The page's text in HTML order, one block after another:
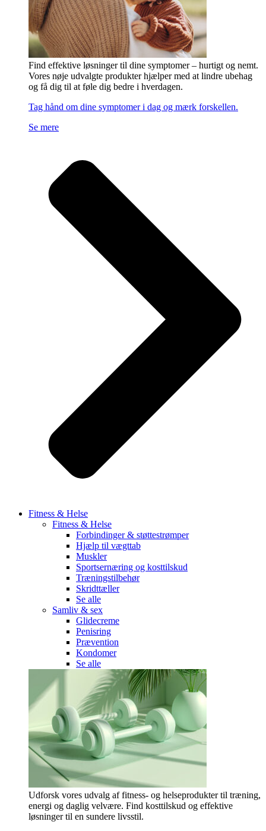
Find effektive løsninger til dine symptomer – hurtigt og nemt.
Vores nøje udvalgte produkter hjælper med at lindre ubehag
og få dig til at føle dig bedre i hverdagen.
Tag hånd om dine symptomer i dag og mærk forskellen.
Se mere
Fitness & Helse
Fitness & Helse
Forbindinger & støttestrømper
Hjælp til vægttab
Muskler
Sportsernæring og kosttilskud
Træningstilbehør
Skridttæller
Se alle
Samliv & sex
Glidecreme
Penisring
Prævention
Kondomer
Se alle
Udforsk vores udvalg af fitness- og helseprodukter til træning,
energi og daglig velvære. Find kosttilskud og effektive
løsninger til en sundere livsstil.